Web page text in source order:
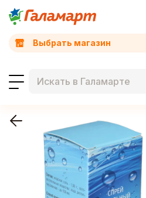
Выбрать магазин